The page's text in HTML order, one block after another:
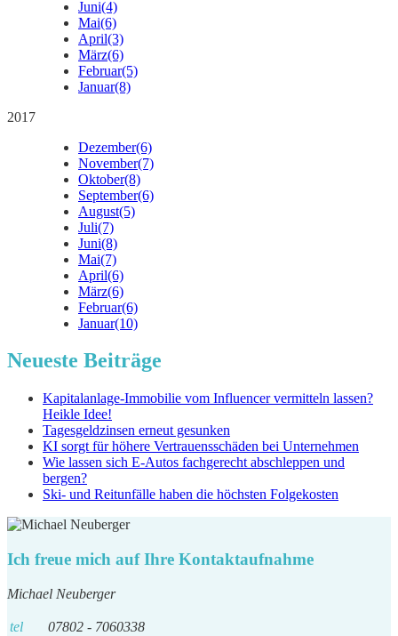
Juni(4)
Mai(6)
April(3)
März(6)
Februar(5)
Januar(8)
2017
Dezember(6)
November(7)
Oktober(8)
September(6)
August(5)
Juli(7)
Juni(8)
Mai(7)
April(6)
März(6)
Februar(6)
Januar(10)
Neueste Beiträge
Kapitalanlage-Immobilie vom Influencer vermitteln lassen?
Heikle Idee!
Tagesgeldzinsen erneut gesunken
KI sorgt für höhere Vertrauensschäden bei Unternehmen
Wie lassen sich E-Autos fachgerecht abschleppen und
bergen?
Ski- und Reitunfälle haben die höchsten Folgekosten
Ich freue mich auf Ihre Kontaktaufnahme
Michael Neuberger
tel 07802 - 7060338